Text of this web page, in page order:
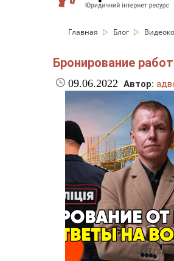
Главная Блог
Бронирование
09.06.2022 Автор: